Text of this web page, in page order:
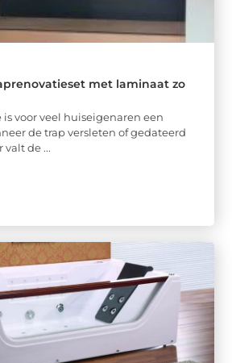
met laminaat zo
voor veel huiseigenaren een
de trap versleten of gedateerd
valt de ...